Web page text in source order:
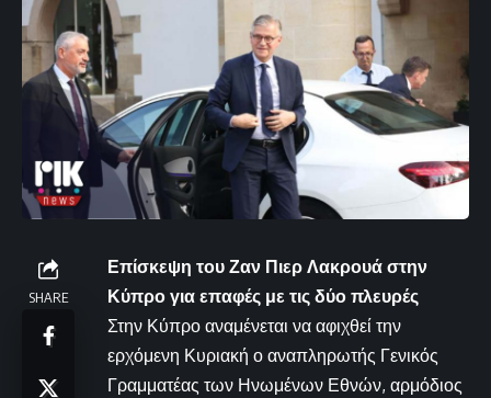
SHARE
Επίσκεψη του Ζαν Πιερ Λακρουά στην
Κύπρο για επαφές με τις δύο πλευρές
Στην Κύπρο αναμένεται να αφιχθεί την
ερχόμενη Κυριακή ο αναπληρωτής Γενικός
Γραμματέας των Ηνωμένων Εθνών, αρμόδιος